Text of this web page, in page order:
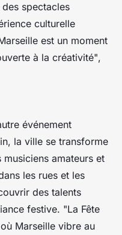
spectacles
culturelle
est un moment
à la créativité",
événement
la ville se transforme
amateurs et
les rues et les
des talents
festive. "La Fête
Marseille vibre au